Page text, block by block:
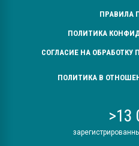
ПРАВИЛА
ПОЛИТИКА
СОГЛАСИЕ НА
ПОЛИТИКА В
>13